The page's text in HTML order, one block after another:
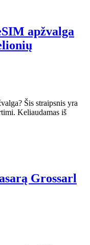
apžvalga
Šis straipsnis yra
Keliaudamas iš
Grossarl